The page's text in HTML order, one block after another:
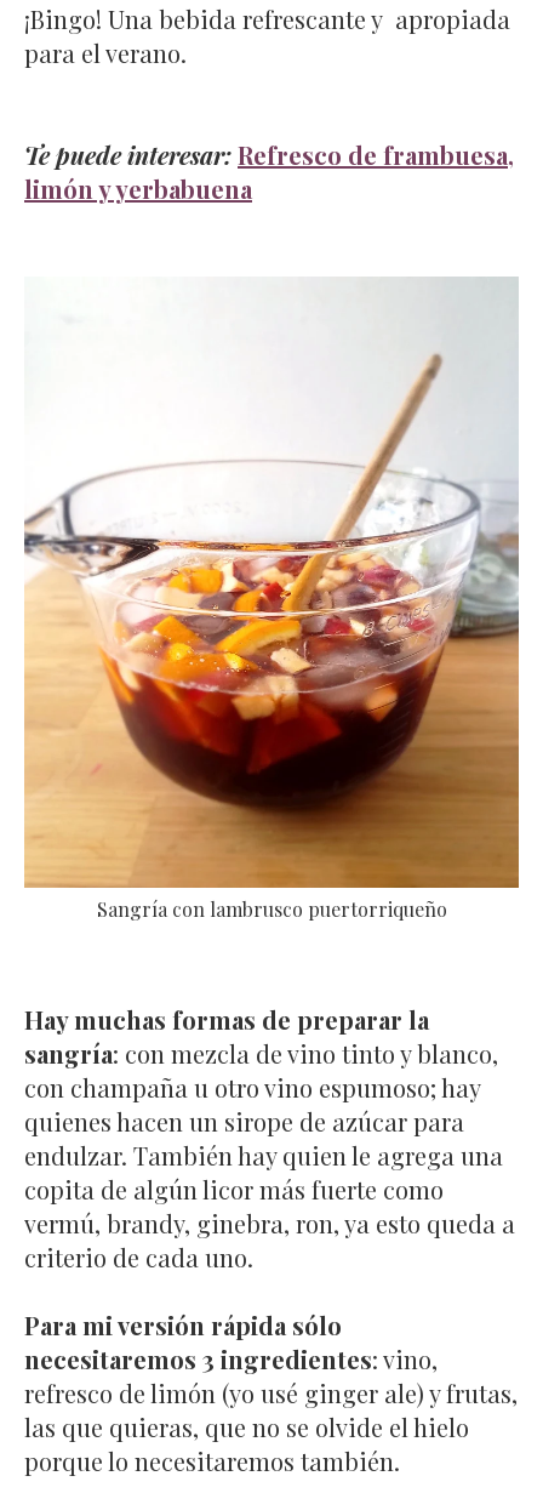
¡Bingo! Una bebida refrescante y apropiada
para el verano.
Te puede interesar:Refresco de frambuesa,
limón y yerbabuena
Sangría con lambrusco puertorriqueño
Hay muchas formas de preparar la
sangría: con mezcla de vino tinto y blanco,
con champaña u otro vino espumoso; hay
quienes hacen un sirope de azúcar para
endulzar. También hay quien le agrega una
copita de algún licor más fuerte como
vermú, brandy, ginebra, ron, ya esto queda a
criterio de cada uno.
Para mi versión rápida sólo
necesitaremos 3 ingredientes: vino,
refresco de limón (yo usé ginger ale) y frutas,
las que quieras, que no se olvide el hielo
porque lo necesitaremos también.